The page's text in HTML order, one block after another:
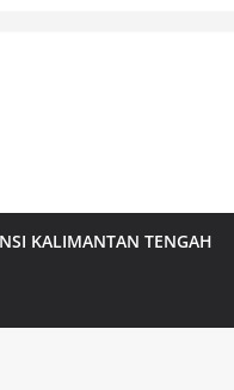
KALIMANTAN TENGAH